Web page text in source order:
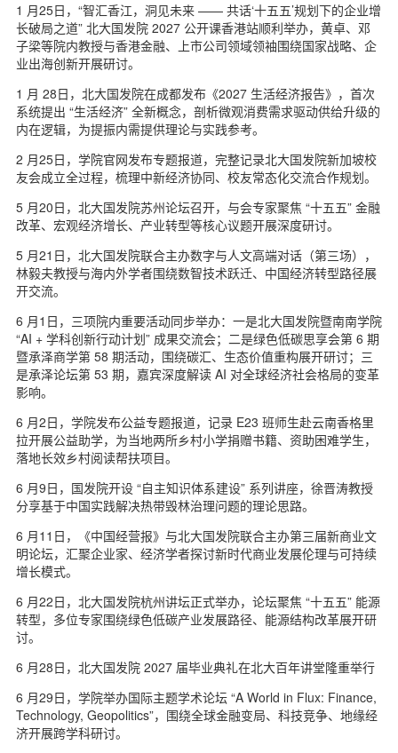
1 月25日，“智汇香江，洞见未来 —— 共话‘十五五’规划下的企业增
长破局之道” 北大国发院 2027 公开课香港站顺利举办，黄卓、邓
子梁等院内教授与香港金融、上市公司领域领袖围绕国家战略、企
业出海创新开展研讨。
1 月 28日，北大国发院在成都发布《2027 生活经济报告》，首次
系统提出 “生活经济” 全新概念，剖析微观消费需求驱动供给升级的
内在逻辑，为提振内需提供理论与实践参考。
2 月25日，学院官网发布专题报道，完整记录北大国发院新加坡校
友会成立全过程，梳理中新经济协同、校友常态化交流合作规划。
5 月20日，北大国发院苏州论坛召开，与会专家聚焦 “十五五” 金融
改革、宏观经济增长、产业转型等核心议题开展深度研讨。
5 月21日，北大国发院联合主办数字与人文高端对话（第三场），
林毅夫教授与海内外学者围绕数智技术跃迁、中国经济转型路径展
开交流。
6 月1日，三项院内重要活动同步举办：一是北大国发院暨南南学院
“AI + 学科创新行动计划” 成果交流会；二是绿色低碳思享会第 6 期
暨承泽商学第 58 期活动，围绕碳汇、生态价值重构展开研讨；三
是承泽论坛第 53 期，嘉宾深度解读 AI 对全球经济社会格局的变革
影响。
6 月2日，学院发布公益专题报道，记录 E23 班师生赴云南香格里
拉开展公益助学，为当地两所乡村小学捐赠书籍、资助困难学生，
落地长效乡村阅读帮扶项目。
6 月9日，国发院开设 “自主知识体系建设” 系列讲座，徐晋涛教授
分享基于中国实践解决热带毁林治理问题的理论思路。
6 月11日，《中国经营报》与北大国发院联合主办第三届新商业文
明论坛，汇聚企业家、经济学者探讨新时代商业发展伦理与可持续
增长模式。
6 月22日，北大国发院杭州讲坛正式举办，论坛聚焦 “十五五” 能源
转型，多位专家围绕绿色低碳产业发展路径、能源结构改革展开研
讨。
6 月28日，北大国发院 2027 届毕业典礼在北大百年讲堂隆重举行
6 月29日，学院举办国际主题学术论坛 “A World in Flux: Finance,
Technology, Geopolitics”，围绕全球金融变局、科技竞争、地缘经
济开展跨学科研讨。